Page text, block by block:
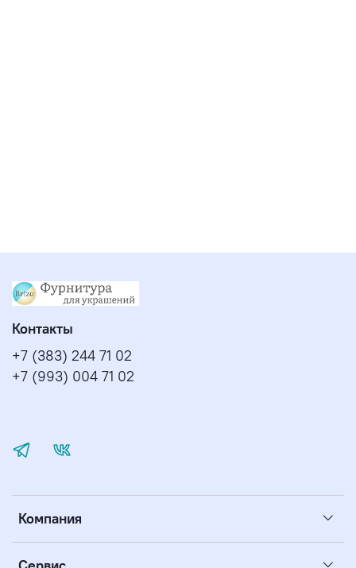
Компания
Контакты
+7 (383) 244 71 02
+7 (993) 004 71 02